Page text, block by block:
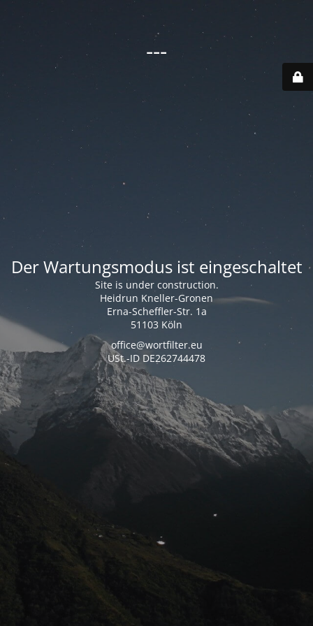
---
Der Wartungsmodus ist eingeschaltet
Site is under construction.
Heidrun Kneller-Gronen
Erna-Scheffler-Str. 1a
51103 Köln
office@wortfilter.eu
USt.-ID DE262744478